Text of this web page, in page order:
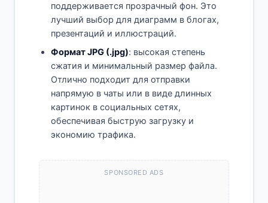
поддерживается прозрачный фон. Это
лучший выбор для диаграмм в блогах,
презентаций и иллюстраций.
Формат JPG (.jpg): высокая степень
сжатия и минимальный размер файла.
Отлично подходит для отправки
напрямую в чаты или в виде длинных
картинок в социальных сетях,
обеспечивая быструю загрузку и
экономию трафика.
SPONSORED ADS